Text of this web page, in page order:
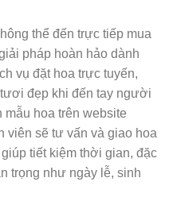
thể đến trực tiếp mua
pháp hoàn hảo dành
vụ đặt hoa trực tuyến,
đẹp khi đến tay người
mẫu hoa trên website
viên sẽ tư vấn và giao hoa
tiết kiệm thời gian, đặc
trọng như ngày lễ, sinh